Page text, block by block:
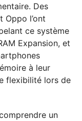
Des
Oppo l’ont
ce système
Expansion, et
à leur
flexibilité lors de
un